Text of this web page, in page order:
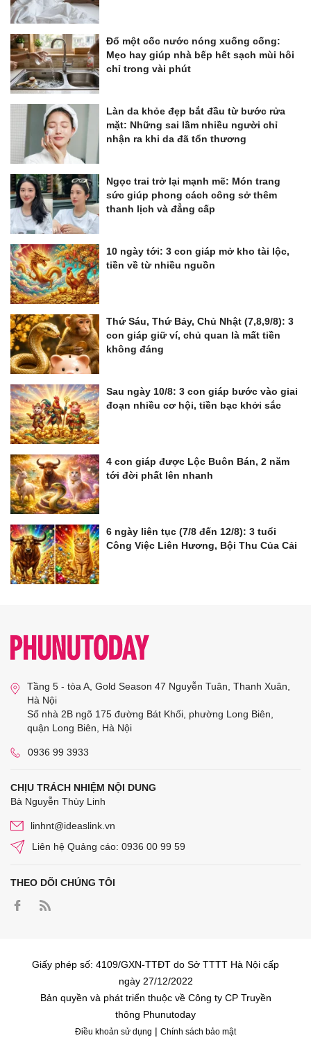
Đổ một cốc nước nóng xuống cống:
Mẹo hay giúp nhà bếp hết sạch mùi hôi
chỉ trong vài phút
Làn da khỏe đẹp bắt đầu từ bước rửa
mặt: Những sai lầm nhiều người chỉ
nhận ra khi da đã tổn thương
Ngọc trai trở lại mạnh mẽ: Món trang
sức giúp phong cách công sở thêm
thanh lịch và đẳng cấp
10 ngày tới: 3 con giáp mở kho tài lộc,
tiền về từ nhiều nguồn
Thứ Sáu, Thứ Bảy, Chủ Nhật (7,8,9/8): 3
con giáp giữ ví, chủ quan là mất tiền
không đáng
Sau ngày 10/8: 3 con giáp bước vào giai
đoạn nhiều cơ hội, tiền bạc khởi sắc
4 con giáp được Lộc Buôn Bán, 2 năm
tới đời phất lên nhanh
6 ngày liên tục (7/8 đến 12/8): 3 tuổi
Công Việc Liên Hương, Bội Thu Của Cải
Tầng 5 - tòa A, Gold Season 47 Nguyễn Tuân, Thanh Xuân,
Hà Nội
Số nhà 2B ngõ 175 đường Bát Khối, phường Long Biên,
quận Long Biên, Hà Nội
0936 99 3933
CHỊU TRÁCH NHIỆM NỘI DUNG
Bà Nguyễn Thùy Linh
linhnt@ideaslink.vn
Liên hệ Quảng cáo: 0936 00 99 59
THEO DÕI CHÚNG TÔI
Giấy phép số: 4109/GXN-TTĐT do Sở TTTT Hà Nội cấp
ngày 27/12/2022
Bản quyền và phát triển thuộc về Công ty CP Truyền
thông Phunutoday
Điều khoản sử dụng | Chính sách bảo mật